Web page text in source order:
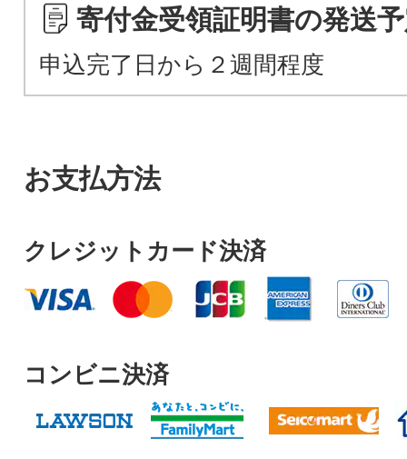
寄付金受領証明書の発送
申込完了日から２週間程度
お支払方法
クレジットカード決済
コンビニ決済